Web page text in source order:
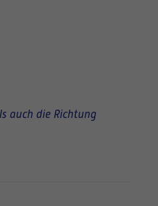
auch die Richtung